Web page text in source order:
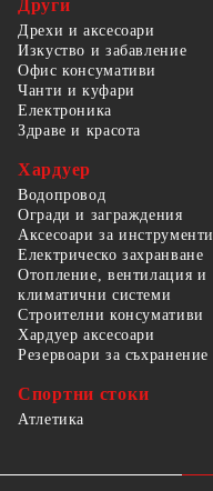
Други
Дрехи и аксесоари
Изкуство и забавление
Офис консумативи
Чанти и куфари
Електроника
Здраве и красота
Хардуер
Водопровод
Огради и заграждения
Аксесоари за инструменти
Електрическо захранване
Отопление, вентилация и
климатични системи
Строителни консумативи
Хардуер аксесоари
Резервоари за съхранение
Спортни стоки
Атлетика